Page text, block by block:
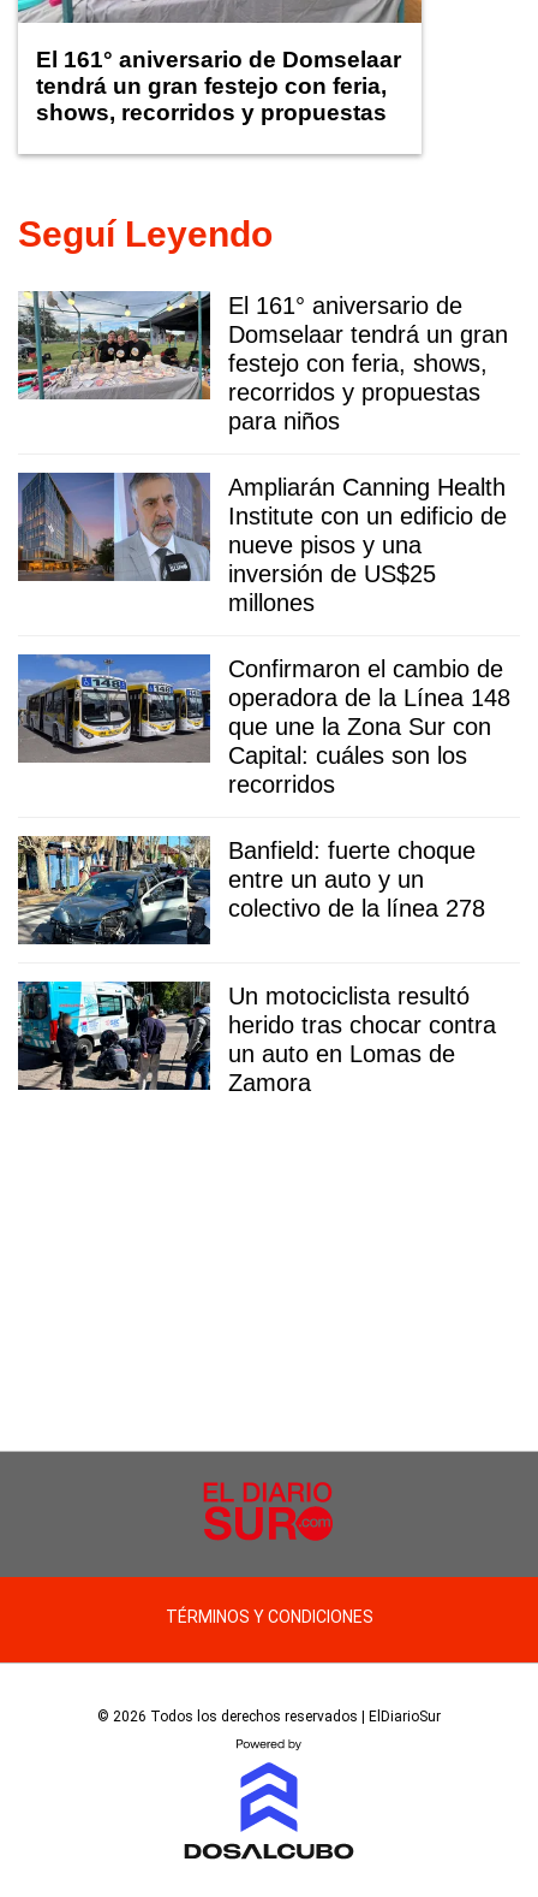
El 161° aniversario de Domselaar
tendrá un gran festejo con feria,
shows, recorridos y propuestas
Seguí Leyendo
El 161° aniversario de
Domselaar tendrá un gran
festejo con feria, shows,
recorridos y propuestas
para niños
Ampliarán Canning Health
Institute con un edificio de
nueve pisos y una
inversión de US$25
millones
Confirmaron el cambio de
operadora de la Línea 148
que une la Zona Sur con
Capital: cuáles son los
recorridos
Banfield: fuerte choque
entre un auto y un
colectivo de la línea 278
Un motociclista resultó
herido tras chocar contra
un auto en Lomas de
Zamora
TÉRMINOS Y CONDICIONES
© 2026 Todos los derechos reservados | ElDiarioSur